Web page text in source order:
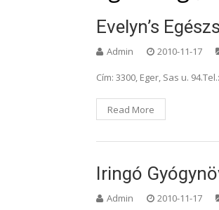
Evelyn’s
Admin 2010-11-17
Cím: 3300, Eger, Sas u.
Read More
Iringó
Admin 2010-11-17